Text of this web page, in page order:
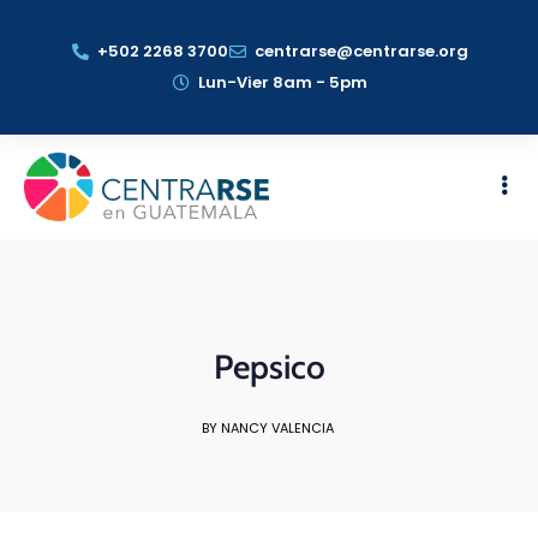
+502 2268 3700
centrarse@centrarse.org
Lun-Vier 8am - 5pm
Pepsico
BY NANCY VALENCIA